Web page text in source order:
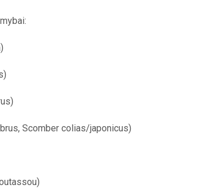
Scomber colias/japonicus)